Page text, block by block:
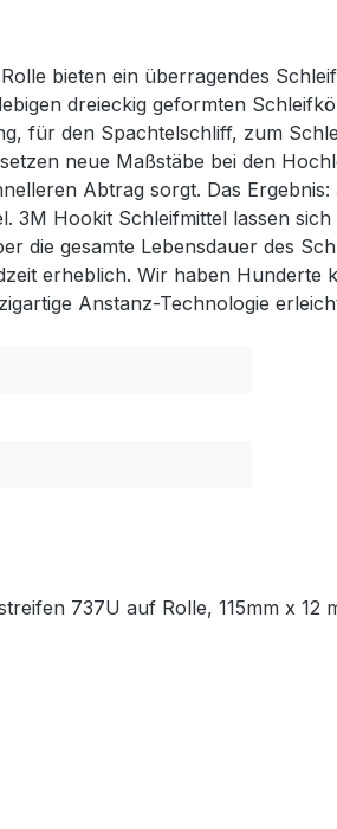
bieten ein überragendes
dreieckig geformten
für den Spachtelschliff, zum
neue Maßstäbe bei den
Abtrag sorgt. Das
3M Hookit Schleifmittel lassen
die gesamte Lebensdauer des
erheblich. Wir haben
Anstanz-Technologie
737U auf Rolle, 115mm x 12